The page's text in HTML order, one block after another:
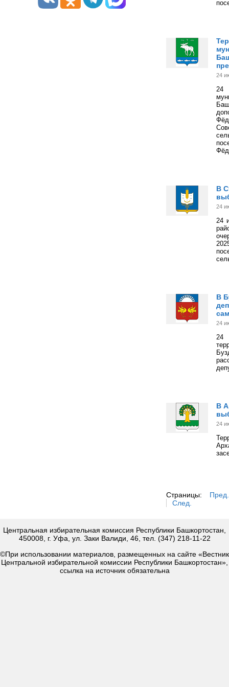
24
24
В
24
24
В
24
24
В
24
Страницы:
Пред.
След.
Центральная избирательная комиссия Республики Башкортостан,
450008, г. Уфа, ул. Заки Валиди, 46, тел. (347) 218-11-22
©При использовании материалов, размещенных на сайте «Вестник
Центральной избирательной комиссии Республики Башкортостан»,
ссылка на источник обязательна